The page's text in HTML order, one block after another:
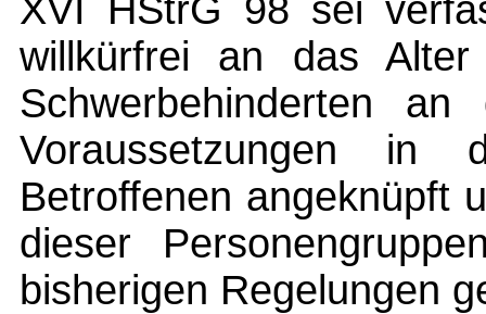
XVI HStrG 98 sei
willkürfrei an das
Schwerbehinderten
Voraussetzungen
Betroffenen angeknüpft
dieser
bisherigen Regelungen